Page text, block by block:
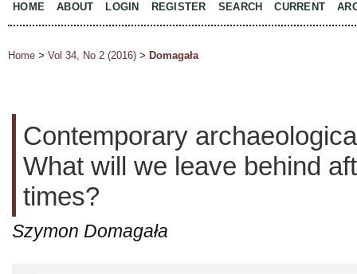
HOME ABOUT LOGIN REGISTER SEARCH CURRENT
Home > Vol 34, No 2 (2016) > Domagała
Contemporary
What will we leave behind
times?
Szymon Domagała